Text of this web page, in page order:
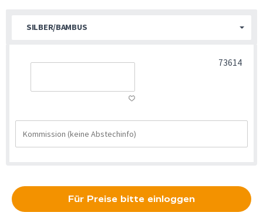
SILBER/BAMBUS
73614
Für Preise bitte einloggen